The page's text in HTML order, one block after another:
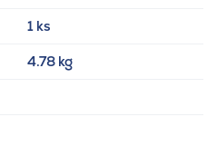
1 ks
4.78 kg